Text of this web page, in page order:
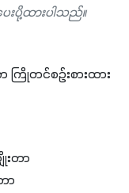
ေးပို့ထားပါသည်။
တင်စဉ်းစားထား
းတာ
ာ